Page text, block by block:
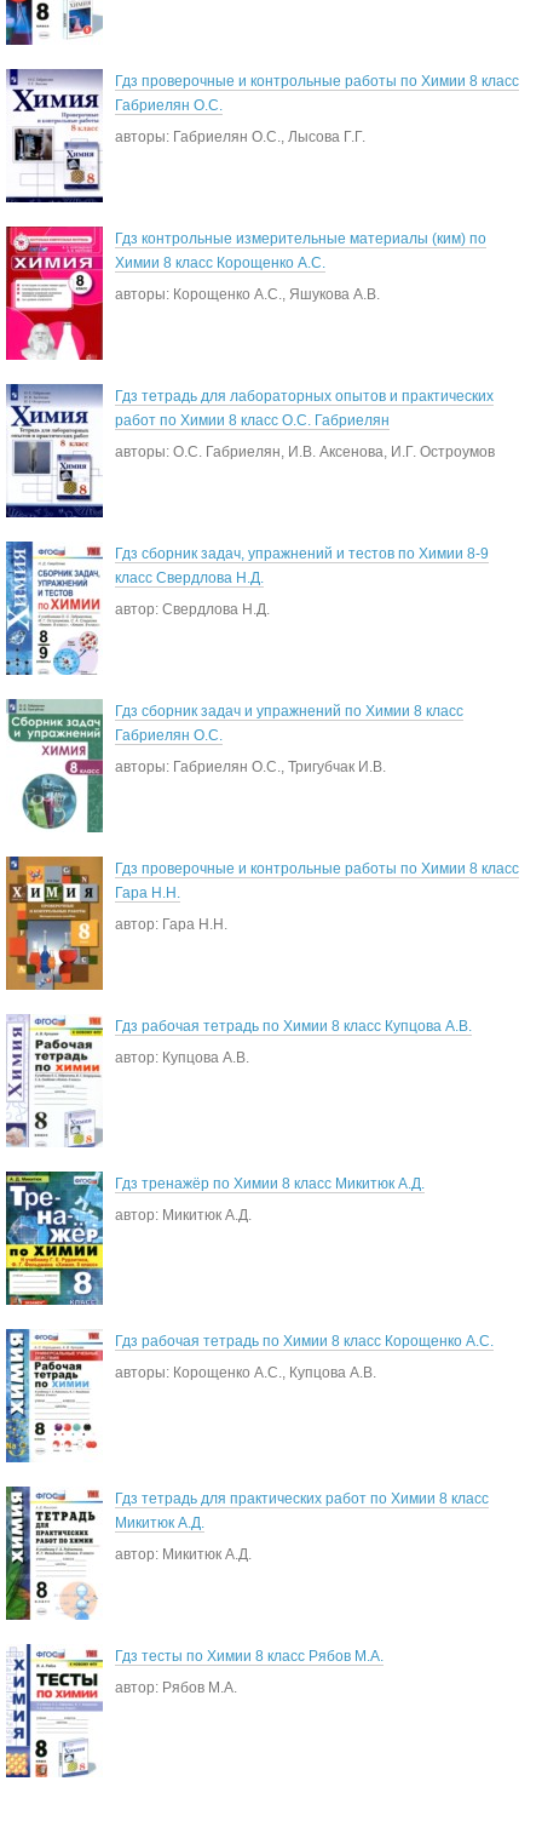
Гдз проверочные и контрольные работы по Химии 8 класс
Габриелян О.С.
авторы: Габриелян О.С., Лысова Г.Г.
Гдз контрольные измерительные материалы (ким) по
Химии 8 класс Корощенко А.С.
авторы: Корощенко А.С., Яшукова А.В.
Гдз тетрадь для лабораторных опытов и практических
работ по Химии 8 класс О.С. Габриелян
авторы: О.С. Габриелян, И.В. Аксенова, И.Г. Остроумов
Гдз сборник задач, упражнений и тестов по Химии 8-9
класс Свердлова Н.Д.
автор: Свердлова Н.Д.
Гдз сборник задач и упражнений по Химии 8 класс
Габриелян О.С.
авторы: Габриелян О.С., Тригубчак И.В.
Гдз проверочные и контрольные работы по Химии 8 класс
Гара Н.Н.
автор: Гара Н.Н.
Гдз рабочая тетрадь по Химии 8 класс Купцова А.В.
автор: Купцова А.В.
Гдз тренажёр по Химии 8 класс Микитюк А.Д.
автор: Микитюк А.Д.
Гдз рабочая тетрадь по Химии 8 класс Корощенко А.С.
авторы: Корощенко А.С., Купцова А.В.
Гдз тетрадь для практических работ по Химии 8 класс
Микитюк А.Д.
автор: Микитюк А.Д.
Гдз тесты по Химии 8 класс Рябов М.А.
автор: Рябов М.А.